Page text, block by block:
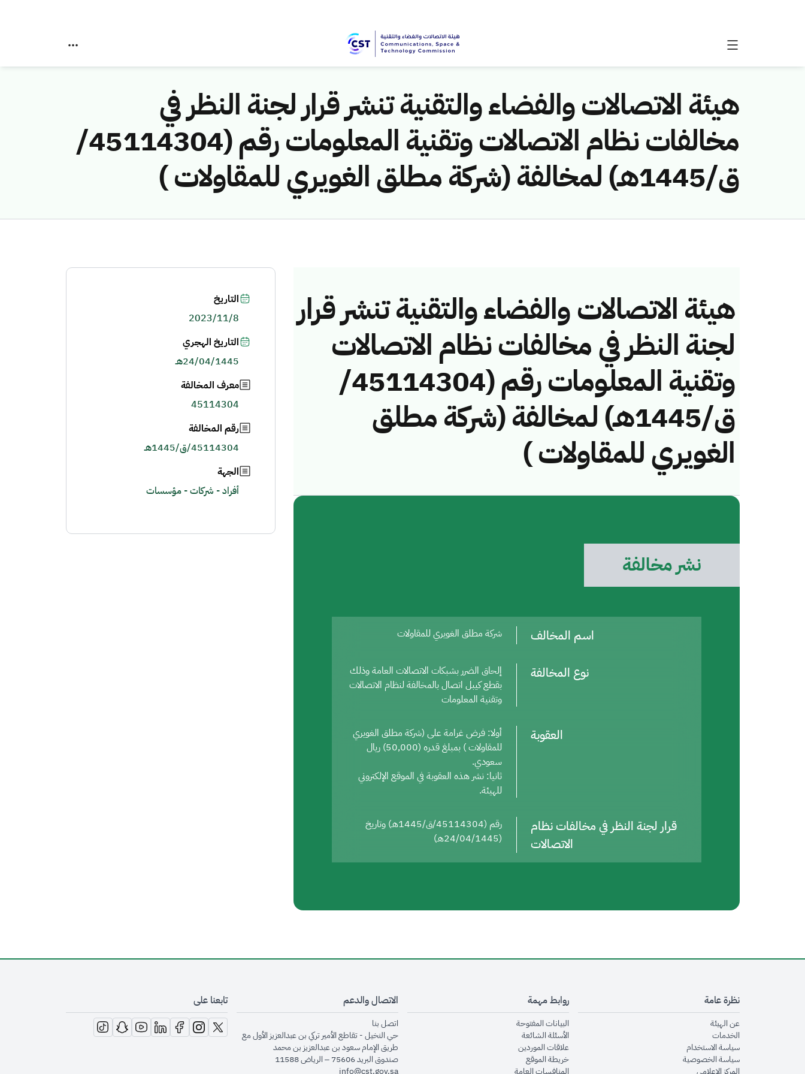
هيئة الاتصالات والفضاء والتقنية تنشر قرار لجنة النظر في
مخالفات نظام الاتصالات وتقنية المعلومات رقم (45114304/
ق/1445هـ) لمخالفة (شركة مطلق الغويري للمقاولات )
هيئة الاتصالات والفضاء والتقنية تنشر قرار
لجنة النظر في مخالفات نظام الاتصالات
وتقنية المعلومات رقم (45114304/
ق/1445هـ) لمخالفة (شركة مطلق
الغويري للمقاولات )
نشر مخالفة
اسم المخالف شركة مطلق الغويري للمقاولات
نوع المخالفة
إلحاق الضرر بشبكات الاتصالات العامة وذلك
بقطع كيبل اتصال بالمخالفة لنظام الاتصالات
وتقنية المعلومات
العقوبة
أولا: فرض غرامة على (شركة مطلق الغويري
للمقاولات ) بمبلغ قدره (50,000) ريال
سعودي.
ثانيا: نشر هذه العقوبة في الموقع الإلكتروني
للهيئة.
قرار لجنة النظر في مخالفات نظام
الاتصالات
رقم (45114304/ق/1445هـ) وتاريخ
(24/04/1445هـ)
التاريخ
2023/11/8
التاريخ الهجري
24/04/1445هـ
معرف المخالفة
45114304
رقم المخالفة
45114304/ق/1445هـ
الجهة
أفراد - شركات - مؤسسات
نظرة عامة
عن الهيئةopens in new window
الخدماتopens in new window
سياسة الاستخدام
سياسة الخصوصيةopens in new window
المركز الإعلاميopens in new window
روابط مهمة
البيانات المفتوحةopens in new window
الأسئلة الشائعةopens in new window
علاقات الموردينopens in new window
خريطة الموقعopens in new window
المنافسات العامةopens in new window
الاتصال والدعم
اتصل بنا
حي النخيل - تقاطع الأمير تركي بن عبدالعزيز الأول مع
طريق الإمام سعود بن عبدالعزيز بن محمد
صندوق البريد 75606 – الرياض 11588
info@cst.gov.sa
تابعنا على
opens in new window
opens in new window
opens in new window
opens in new window
opens in new window
opens in new window
opens in new window